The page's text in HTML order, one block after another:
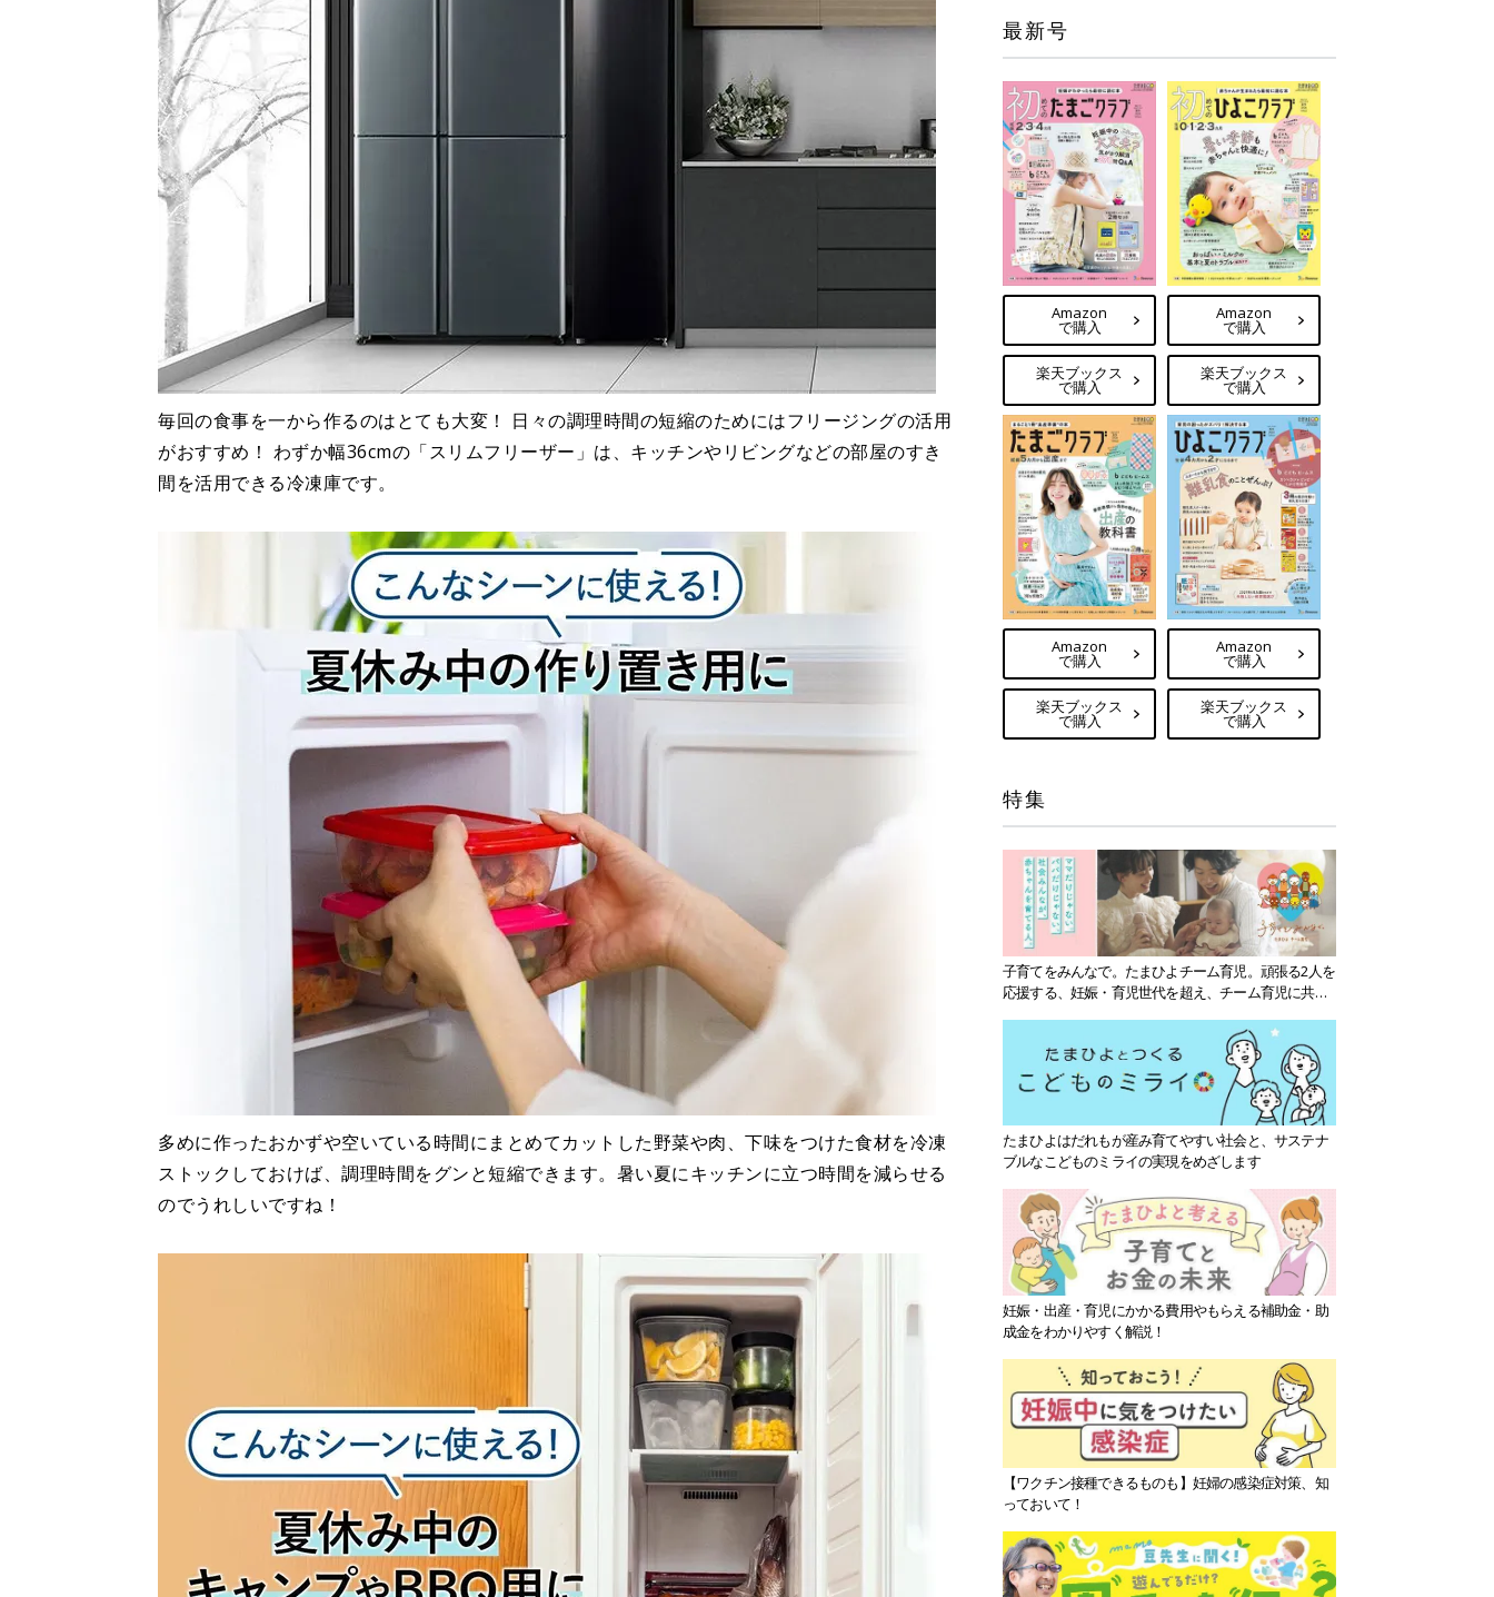
毎回の食事を一から作るのはとても大変！ 日々の調理時間の短縮のためにはフリージングの活用
がおすすめ！ わずか幅36cmの「スリムフリーザー」は、キッチンやリビングなどの部屋のすき
間を活用できる冷凍庫です。
多めに作ったおかずや空いている時間にまとめてカットした野菜や肉、下味をつけた食材を冷凍
ストックしておけば、調理時間をグンと短縮できます。暑い夏にキッチンに立つ時間を減らせる
のでうれしいですね！
最新号
Amazon
で購入
楽天ブックス
で購入
Amazon
で購入
楽天ブックス
で購入
Amazon
で購入
楽天ブックス
で購入
Amazon
で購入
楽天ブックス
で購入
特集
子育てをみんなで。たまひよチーム育児。頑張る2人を
応援する、妊娠・育児世代を超え、チーム育児に共感
たまひよはだれもが産み育てやすい社会と、サステナ
ブルなこどものミライの実現をめざします
妊娠・出産・育児にかかる費用やもらえる補助金・助
成金をわかりやすく解説！
【ワクチン接種できるものも】妊婦の感染症対策、知
っておいて！